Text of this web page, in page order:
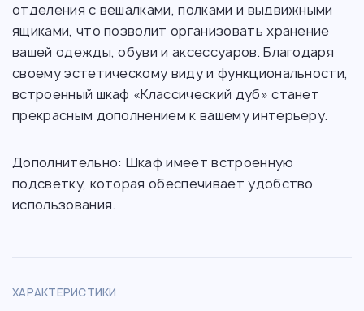
отделения с вешалками, полками и выдвижными
ящиками, что позволит организовать хранение
вашей одежды, обуви и аксессуаров. Благодаря
своему эстетическому виду и функциональности,
встроенный шкаф «Классический дуб» станет
прекрасным дополнением к вашему интерьеру.
Дополнительно: Шкаф имеет встроенную
подсветку, которая обеспечивает удобство
использования.
ХАРАКТЕРИСТИКИ